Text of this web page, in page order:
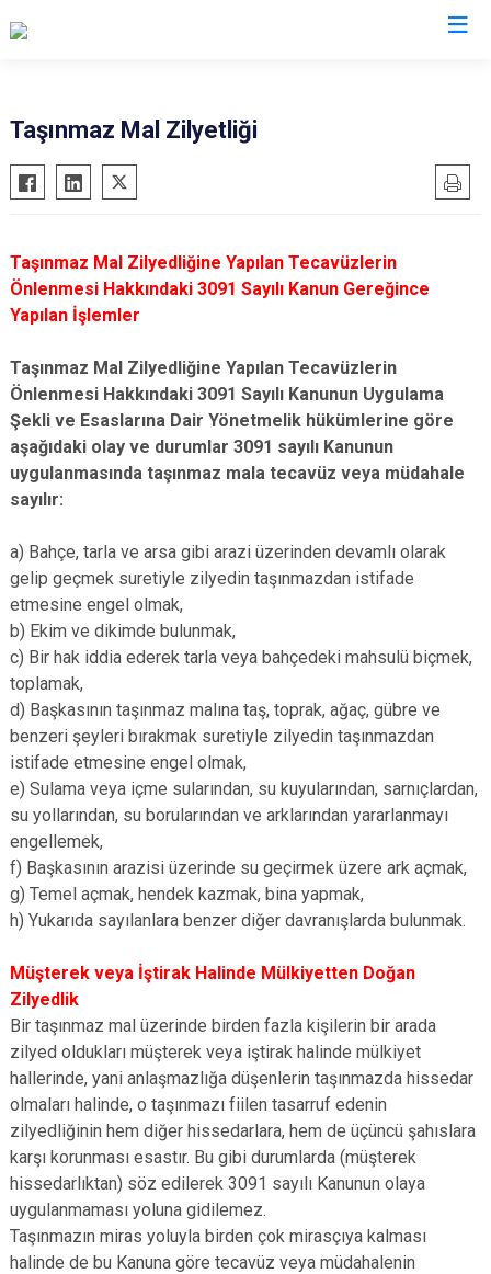
Acıpayam
Pamukkale
Baklan
Bekilli
Bozkurt
Buldan
Çal
Çameli
Honaz
Serinhisar
Tavas
Merkezefendi
Taşınmaz Mal Zilyetliği
Taşınmaz Mal Zilyedliğine Yapılan Tecavüzlerin
Önlenmesi Hakkındaki 3091 Sayılı Kanun Gereğince
Yapılan İşlemler
Taşınmaz Mal Zilyedliğine Yapılan Tecavüzlerin
Önlenmesi Hakkındaki 3091 Sayılı Kanunun Uygulama
Şekli ve Esaslarına Dair Yönetmelik hükümlerine göre
aşağıdaki olay ve durumlar 3091 sayılı Kanunun
uygulanmasında taşınmaz mala tecavüz veya müdahale
sayılır:
a) Bahçe, tarla ve arsa gibi arazi üzerinden devamlı olarak
gelip geçmek suretiyle zilyedin taşınmazdan istifade
etmesine engel olmak,
b) Ekim ve dikimde bulunmak,
c) Bir hak iddia ederek tarla veya bahçedeki mahsulü biçmek,
toplamak,
d) Başkasının taşınmaz malına taş, toprak, ağaç, gübre ve
benzeri şeyleri bırakmak suretiyle zilyedin taşınmazdan
istifade etmesine engel olmak,
e) Sulama veya içme sularından, su kuyularından, sarnıçlardan,
su yollarından, su borularından ve arklarından yararlanmayı
engellemek,
f) Başkasının arazisi üzerinde su geçirmek üzere ark açmak,
g) Temel açmak, hendek kazmak, bina yapmak,
h) Yukarıda sayılanlara benzer diğer davranışlarda bulunmak.
Müşterek veya İştirak Halinde Mülkiyetten Doğan
Zilyedlik
Bir taşınmaz mal üzerinde birden fazla kişilerin bir arada
zilyed oldukları müşterek veya iştirak halinde mülkiyet
hallerinde, yani anlaşmazlığa düşenlerin taşınmazda hissedar
olmaları halinde, o taşınmazı fiilen tasarruf edenin
zilyedliğinin hem diğer hissedarlara, hem de üçüncü şahıslara
karşı korunması esastır. Bu gibi durumlarda (müşterek
hissedarlıktan) söz edilerek 3091 sayılı Kanunun olaya
uygulanmaması yoluna gidilemez.
Taşınmazın miras yoluyla birden çok mirasçıya kalması
halinde de bu Kanuna göre tecavüz veya müdahalenin